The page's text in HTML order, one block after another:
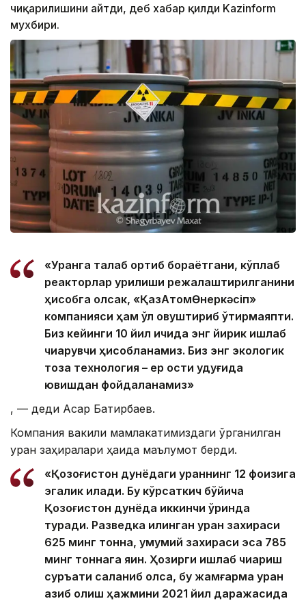
чиқарилишини айтди, деб хабар қилди Kazinform
мухбири.
«Уранга талаб ортиб бораётгани, кўплаб
реакторлар қурилиши режалаштирилганини
ҳисобга олсак, «ҚазАтомӨнеркәсіп»
компанияси ҳам қўл қовуштириб ўтирмаяпти.
Биз кейинги 10 йил ичида энг йирик ишлаб
чиқарувчи ҳисобланамиз. Биз энг экологик
тоза технология – ер ости қудуғида
ювишдан фойдаланамиз»
, — деди Асқар Батирбаев.
Компания вакили мамлакатимиздаги ўрганилган
уран заҳиралари ҳақида маълумот берди.
«Қозоғистон дунёдаги ураннинг 12 фоизига
эгалик қилади. Бу кўрсаткич бўйича
Қозоғистон дунёда иккинчи ўринда
туради. Разведка қилинган уран захираси
625 минг тонна, умумий захираси эса 785
минг тоннага яқин. Ҳозирги ишлаб чиқариш
суръати сақланиб қолса, бу жамғарма уран
қазиб олиш ҳажмини 2021 йил даражасида